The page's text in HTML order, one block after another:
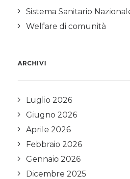
Sistema Sanitario
Welfare di comunità
ARCHIVI
Luglio 2026
Giugno 2026
Aprile 2026
Febbraio 2026
Gennaio 2026
Dicembre 2025